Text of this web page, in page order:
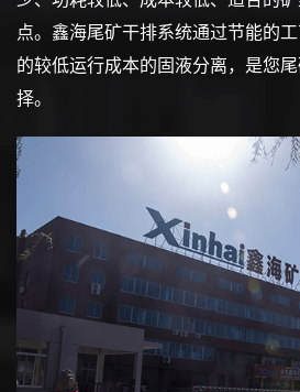
点。鑫海尾矿干排系统通过节能的
的较低运行成本的固液分离，是您
择。